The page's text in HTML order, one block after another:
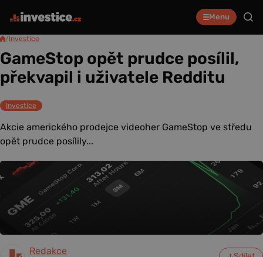
Menu
/Investice
GameStop opět prudce posílil,
překvapil i uživatele Redditu
Investice
Akcie amerického prodejce videoher GameStop ve středu
opět prudce posílily...
Redakce